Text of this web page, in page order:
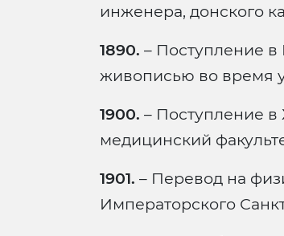
инженера, донского
1890. – Поступление
живописью во время
1900. – Поступление в
медицинский
1901. – Перевод на
Императорского